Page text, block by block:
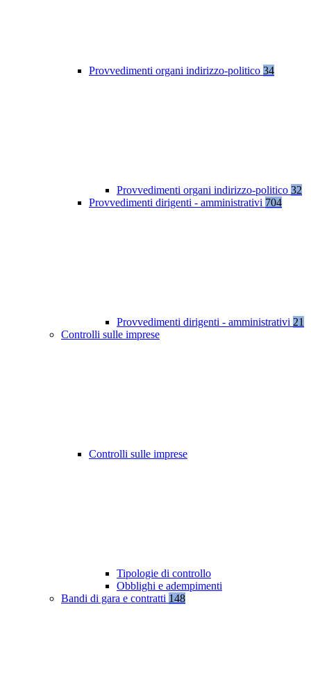
Provvedimenti organi indirizzo-politico 34
Provvedimenti organi indirizzo-politico 32
Provvedimenti dirigenti - amministrativi 704
Provvedimenti dirigenti - amministrativi 21
Controlli sulle imprese
Controlli sulle imprese
Tipologie di controllo
Obblighi e adempimenti
Bandi di gara e contratti 148